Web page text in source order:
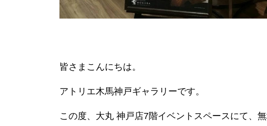
皆さまこんにちは。
アトリエ木馬神戸ギャラリーです。
この度、大丸 神戸店7階イベントスペースにて、